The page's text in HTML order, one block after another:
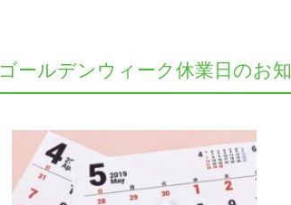
ゴールデンウィーク休業日のお